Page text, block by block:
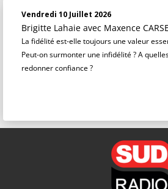
Vendredi 10 Juillet 2026
Brigitte Lahaie avec Maxence
La fidélité est-elle toujours une valeur
Peut-on surmonter une infidélité ? A
redonner confiance ?